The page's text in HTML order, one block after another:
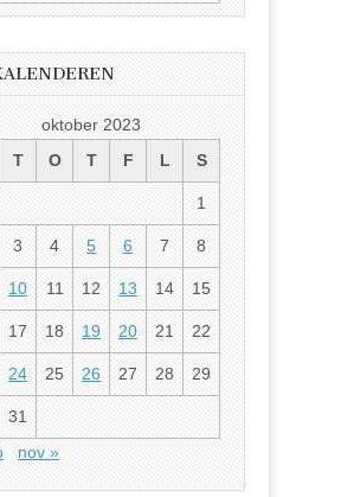
oktober 2023
T O T F L S
1
3 4 5 6 7 8
10 11 12 13 14 15
17 18 19 20 21 22
24 25 26 27 28 29
31
nov »